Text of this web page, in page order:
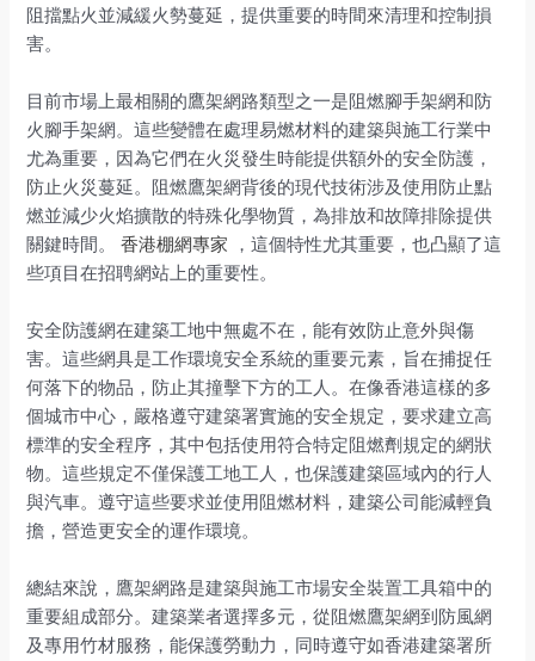
阻擋點火並減緩火勢蔓延，提供重要的時間來清理和控制損
害。
目前市場上最相關的鷹架網路類型之一是阻燃腳手架網和防
火腳手架網。這些變體在處理易燃材料的建築與施工行業中
尤為重要，因為它們在火災發生時能提供額外的安全防護，
防止火災蔓延。阻燃鷹架網背後的現代技術涉及使用防止點
燃並減少火焰擴散的特殊化學物質，為排放和故障排除提供
關鍵時間。香港棚網專家 ，這個特性尤其重要，也凸顯了這
些項目在招聘網站上的重要性。
安全防護網在建築工地中無處不在，能有效防止意外與傷
害。這些網具是工作環境安全系統的重要元素，旨在捕捉任
何落下的物品，防止其撞擊下方的工人。在像香港這樣的多
個城市中心，嚴格遵守建築署實施的安全規定，要求建立高
標準的安全程序，其中包括使用符合特定阻燃劑規定的網狀
物。這些規定不僅保護工地工人，也保護建築區域內的行人
與汽車。遵守這些要求並使用阻燃材料，建築公司能減輕負
擔，營造更安全的運作環境。
總結來說，鷹架網路是建築與施工市場安全裝置工具箱中的
重要組成部分。建築業者選擇多元，從阻燃鷹架網到防風網
及專用竹材服務，能保護勞動力，同時遵守如香港建築署所